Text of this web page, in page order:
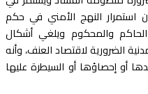
استمرار النهج الأمني في حكم
والمحكوم ويلغي أشكال
الضرورية لاقتصاد العنف، وأنه
أو إحصاؤها أو السيطرة عليها